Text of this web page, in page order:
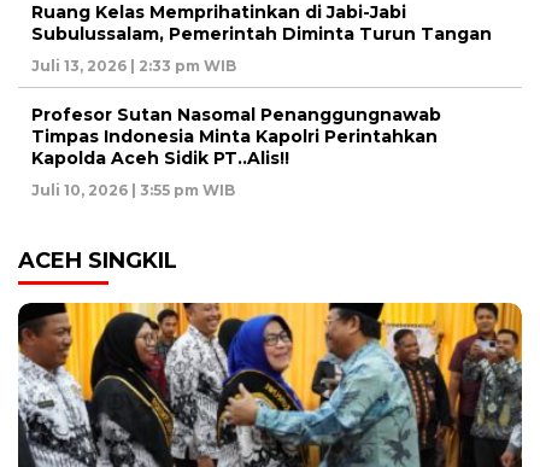
Ruang Kelas Memprihatinkan di Jabi-Jabi
Subulussalam, Pemerintah Diminta Turun Tangan
Juli 13, 2026 | 2:33 pm WIB
Profesor Sutan Nasomal Penanggungnawab
Timpas Indonesia Minta Kapolri Perintahkan
Kapolda Aceh Sidik PT..Alis!!
Juli 10, 2026 | 3:55 pm WIB
ACEH SINGKIL